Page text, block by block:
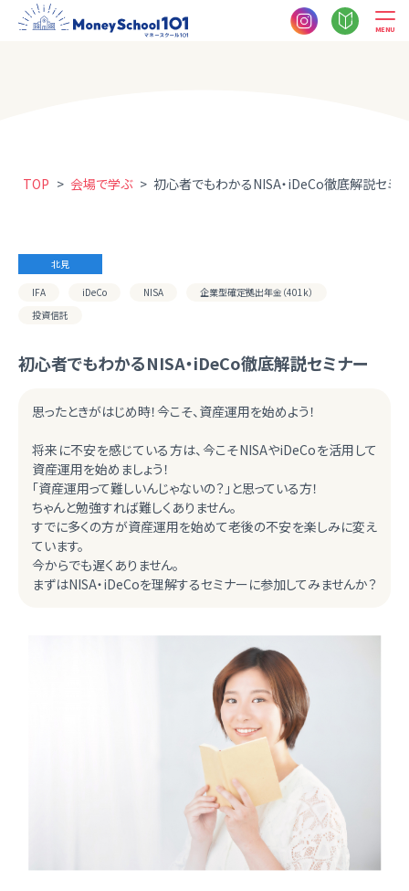
MENU
TOP > 会場で学ぶ > 初心者でもわかるNISA・iDeCo徹底解説セミ
北見
IFA iDeCo NISA
企業型確定拠出年金（401k）
投資信託
初心者でもわかるNISA・iDeCo徹底解説セミナー
思ったときがはじめ時！今こそ、資産運用を始めよう！
将来に不安を感じている方は、今こそNISAやiDeCoを活用して
資産運用を始めましょう！
「資産運用って難しいんじゃないの？」と思っている方！
ちゃんと勉強すれば難しくありません。
すでに多くの方が資産運用を始めて老後の不安を楽しみに変え
ています。
今からでも遅くありません。
まずはNISA・iDeCoを理解するセミナーに参加してみませんか？